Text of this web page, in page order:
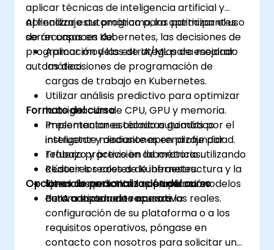
aplicar técnicas de inteligencia artificial y
aprendizaje automático para optimizar el uso
de recursos en Kubernetes, las decisiones de
programación y las estrategias de escalado
automático.
Al finalizar este programa, los participantes
serán capaces de:
Aplicar modelos de IA/ML para mejorar
las decisiones de programación de
cargas de trabajo en Kubernetes.
Utilizar análisis predictivo para optimizar
la asignación de CPU, GPU y memoria.
Implementar escalado automático
inteligente mediante aprendizaje por
refuerzo y previsión de métricas.
Reducir los costes de infraestructura y la
latencia mediante la optimización
automatizada de recursos.
Formato del curso
Presentaciones técnicas guiadas por el
instructor y discusiones en profundidad.
Trabajo práctico en laboratorio utilizando
clústeres reales de Kubernetes.
Ejercicios prácticos que aplican modelos
de IA a escenarios operativos reales.
Opciones de personalización del curso
Para adaptar este curso a la
configuración de su plataforma o a los
requisitos operativos, póngase en
contacto con nosotros para solicitar una